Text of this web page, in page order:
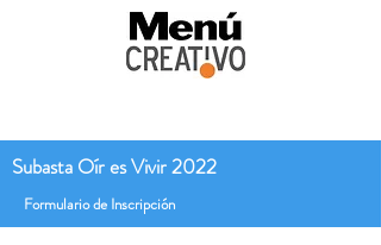
Subasta Oír es Vivir 2022
Formulario de Inscripción